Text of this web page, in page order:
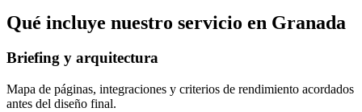
Qué incluye nuestro servicio en Granada
Briefing y arquitectura
Mapa de páginas, integraciones y criterios de rendimiento acordados
antes del diseño final.